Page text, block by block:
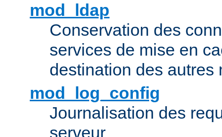
mod_ldap
Conservation des
services de mise en
destination des autres
mod_log_config
Journalisation des
serveur